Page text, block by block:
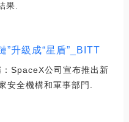
果.
”升級成“星盾”_BITT
SpaceX公司宣布推出新
安全機構和軍事部門.